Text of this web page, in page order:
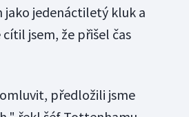
jako jedenáctiletý kluk a
jsem, že přišel čas
předložili jsme